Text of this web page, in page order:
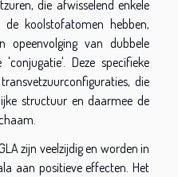
die afwisselend enkele
koolstofatomen hebben,
opeenvolging van dubbele
Deze specifieke
die
structuur en daarmee de
zijn veelzijdig en worden in
aan positieve effecten. Het